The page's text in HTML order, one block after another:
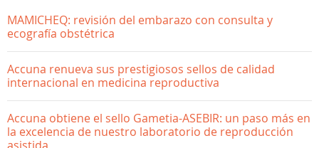
MAMICHEQ: revisión del embarazo con consulta y
ecografía obstétrica
Accuna renueva sus prestigiosos sellos de calidad
internacional en medicina reproductiva
Accuna obtiene el sello Gametia-ASEBIR: un paso más en
la excelencia de nuestro laboratorio de reproducción